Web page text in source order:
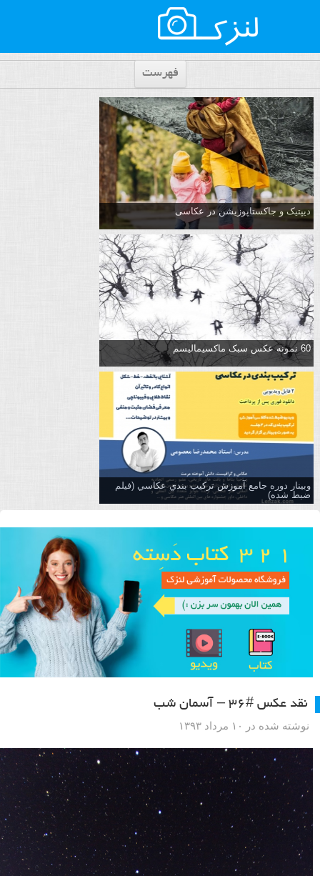
فهرست
دیپتیک و جاکستا‌پوزیشن در عکاسی
60 نمونه عکس سبک ماکسیمالیسم
وبینار دوره جامع آموزش تركيب بندي عكاسي (فیلم
ضبط شده)
نقد عکس #۳۶ – آسمان شب
نوشته شده در ۱۰ مرداد ۱۳۹۳